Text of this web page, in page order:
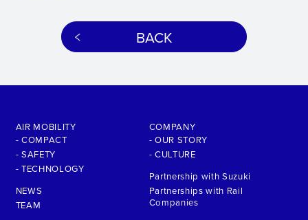
BACK
AIR MOBILITY
- COMPACT
- SAFETY
- TECHNOLOGY
NEWS
TEAM
COMPANY
- OUR STORY
- CULTURE
Partnership with Suzuki
Partnerships with Rail
Companies